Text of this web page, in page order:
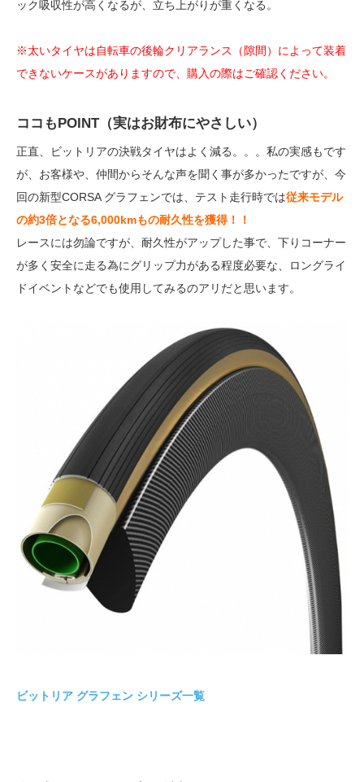
ック吸収性が高くなるが、立ち上がりが重くなる。
※太いタイヤは自転車の後輪クリアランス（隙間）によって装着
できないケースがありますので、購入の際はご確認ください。
ココもPOINT（実はお財布にやさしい）
正直、ビットリアの決戦タイヤはよく減る。。。私の実感もです
が、お客様や、仲間からそんな声を聞く事が多かったですが、今
回の新型CORSA グラフェンでは、テスト走行時では従来モデル
の約3倍となる6,000kmもの耐久性を獲得！！
レースには勿論ですが、耐久性がアップした事で、下りコーナー
が多く安全に走る為にグリップ力がある程度必要な、ロングライ
ドイベントなどでも使用してみるのアリだと思います。
ビットリア グラフェン シリーズ一覧